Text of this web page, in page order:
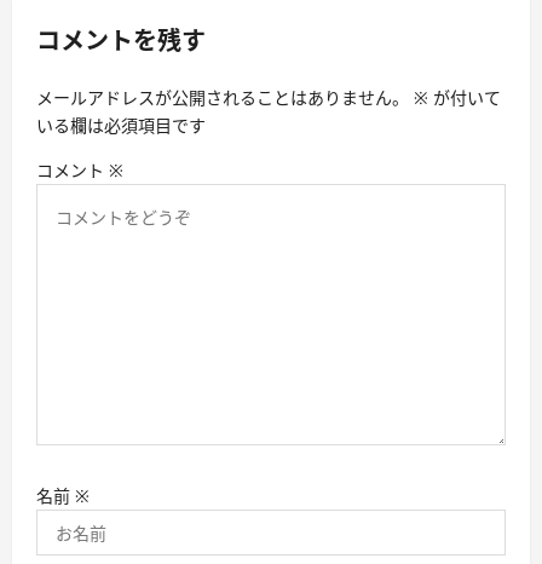
ン
コメントを残す
メールアドレスが公開されることはありません。 ※ が付いて
いる欄は必須項目です
コメント ※
名前 ※